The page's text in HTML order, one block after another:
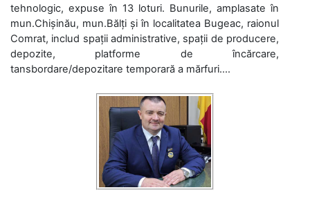
tehnologic, expuse în 13 loturi. Bunurile, amplasate în
mun.Chișinău, mun.Bălți și în localitatea Bugeac, raionul
Comrat, includ spații administrative, spații de producere,
depozite, platforme de încărcare,
tansbordare/depozitare temporară a mărfuri....